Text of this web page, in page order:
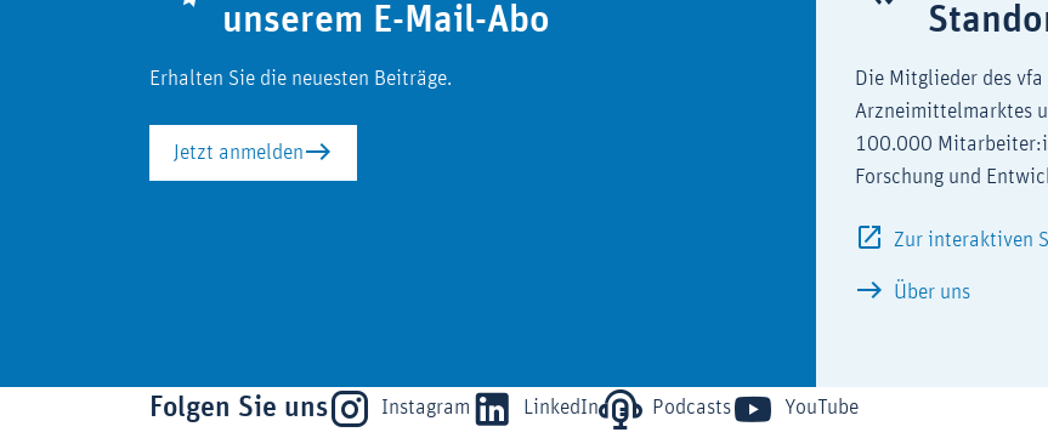
unserem E-Mail-Abo
Erhalten Sie die neuesten Beiträge.
Jetzt anmelden
Die Mitglieder des
Arzneimittelmarktes
100.000
Forschung und
Zur interaktiven
Über uns
Folgen Sie uns Instagram LinkedIn Podcasts YouTube